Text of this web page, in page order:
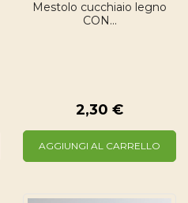
Mestolo cucchiaio legno
CON...
2,30 €
AGGIUNGI AL CARRELLO